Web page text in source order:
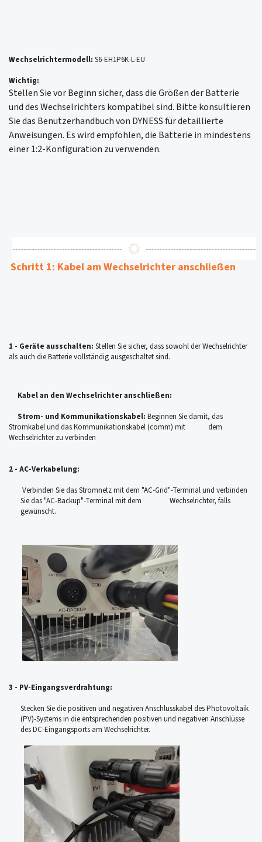
Wechselrichtermodell: S6-EH1P6K-L-EU
Wichtig:
Stellen Sie vor Beginn sicher, dass die Größen der Batterie
und des Wechselrichters kompatibel sind. Bitte konsultieren
Sie das Benutzerhandbuch von DYNESS für detaillierte
Anweisungen. Es wird empfohlen, die Batterie in mindestens
einer 1:2-Konfiguration zu verwenden.
Schritt 1: Kabel am Wechselrichter anschließen
1 - Geräte ausschalten: Stellen Sie sicher, dass sowohl der Wechselrichter
als auch die Batterie vollständig ausgeschaltet sind.
Kabel an den Wechselrichter anschließen:
Strom- und Kommunikationskabel: Beginnen Sie damit, das
Stromkabel und das Kommunikationskabel (comm) mit dem
Wechselrichter zu verbinden
2 - AC-Verkabelung:
Verbinden Sie das Stromnetz mit dem "AC-Grid"-Terminal und verbinden
Sie das "AC-Backup"-Terminal mit dem Wechselrichter, falls
gewünscht.
3 - PV-Eingangsverdrahtung:
Stecken Sie die positiven und negativen Anschlusskabel des Photovoltaik
(PV)-Systems in die entsprechenden positiven und negativen Anschlüsse
des DC-Eingangsports am Wechselrichter.